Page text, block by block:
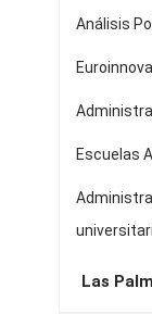
Análisis
Euroinnova
Escuelas
Las